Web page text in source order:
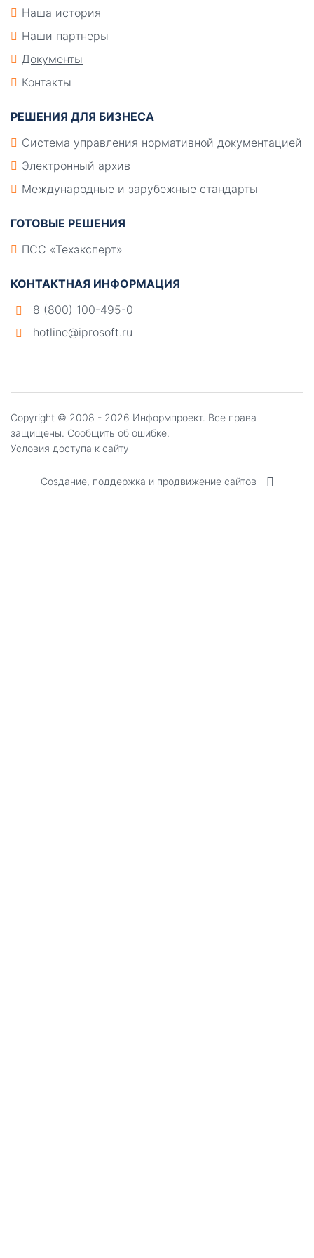
Наша история
Наши партнеры
Документы
Контакты
РЕШЕНИЯ ДЛЯ БИЗНЕСА
Система управления нормативной документацией
Электронный архив
Международные и зарубежные стандарты
ГОТОВЫЕ РЕШЕНИЯ
ПСС «Техэксперт»
КОНТАКТНАЯ ИНФОРМАЦИЯ
8 (800) 100-495-0
hotline@iprosoft.ru
Copyright © 2008 - 2026 Информпроект. Все права
защищены. Сообщить об ошибке.
Условия доступа к сайту
Создание, поддержка и продвижение сайтов